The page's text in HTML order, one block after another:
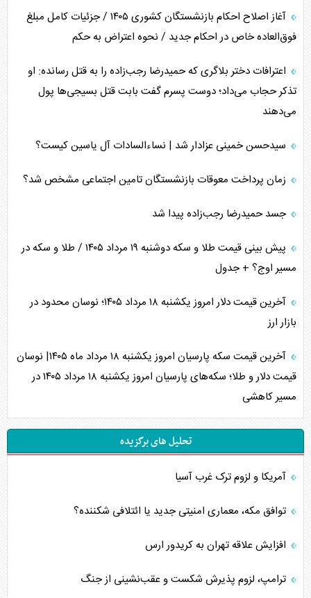
آغاز اصلاح احکام بازنشستگان کشوری ۱۴۰۵ / جزئیات کامل مبلغ
فوق‌العاده خاص در احکام جدید / نحوه اعتراض به حکم
اعترافات دختر بلاگری که حمیدرضا رجب‌زاده را به قتل رسانده: او
تذکر حجاب می‌داد؛ دوست پسرم گفت بابت قتل بسیجی‌ها پول
می‌دهند
سیدحسن خمینی عزادار شد | نساءالسادات آل یاسین کیست؟
زمان پرداخت معوقات بازنشستگان تامین اجتماعی مشخص شد؟
جسد حمیدرضا رجب‌زاده پیدا شد
پیش بینی قیمت طلا و سکه دوشنبه ۱۹ مرداد ۱۴۰۵ / طلا و سکه در
مسیر اوج؟ + جدول
آخرین قیمت دلار امروز یکشنبه ۱۸ مرداد ۱۴۰۵؛ نوسان محدود در
بازار ارز
آخرین قیمت سکه پارسیان امروز یکشنبه ۱۸ مرداد ماه ۱۴۰۵| نوسان
قیمت دلار و طلا؛ سکه‌های پارسیان امروز یکشنبه ۱۸ مرداد ۱۴۰۵ در
مسیر کاهشی
تحلیل های برگزیده
آمریکا و لزوم ترک غرب آسیا
توافق مکه، معماری امنیتی جدید یا ائتلافی شکننده؟
افزایش علاقه تهران به کریدور ارس
ترامپ، لزوم پذیرش شکست و عقب‌نشینی از جنگ